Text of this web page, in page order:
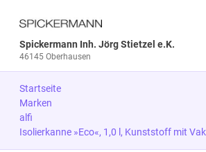
Spickermann Inh. Jörg Stietzel e.K.
46145 Oberhausen
Startseite
Marken
alfi
Isolierkanne »Eco«, 1,0 l, Kunststoff mit